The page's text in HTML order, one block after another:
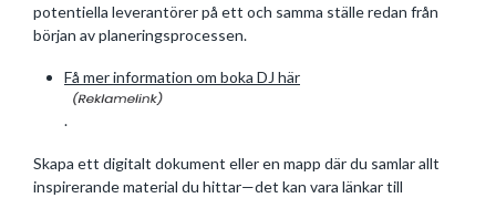
potentiella leverantörer på ett och samma ställe redan från
början av planeringsprocessen.
Få mer information om boka DJ här
.
Skapa ett digitalt dokument eller en mapp där du samlar allt
inspirerande material du hittar—det kan vara länkar till